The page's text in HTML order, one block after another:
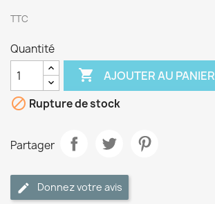
TTC
Quantité
 AJOUTER AU PANIER
 Rupture de stock
Partager
Donnez votre avis